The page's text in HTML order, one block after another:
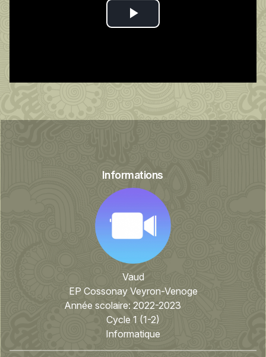
Play
Informations
Vaud
EP Cossonay Veyron-Venoge
Année scolaire: 2022-2023
Cycle 1 (1-2)
Informatique